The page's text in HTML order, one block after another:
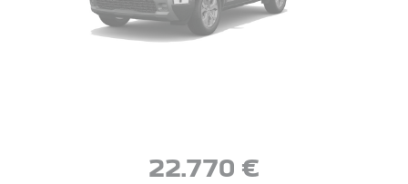
22.770 €